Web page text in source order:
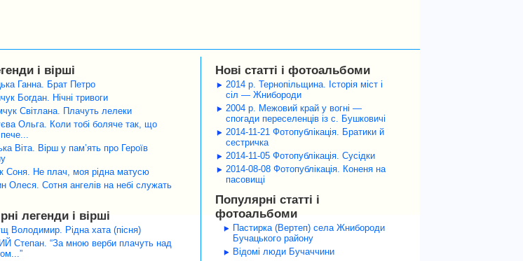
і вірші
Ганна. Брат Петро
Богдан. Нічні тривоги
Світлана. Плачуть лелеки
Ольга. Коли тобі боляче так, що
Віта. Вірш у пам’ять про Героїв
Соня. Не плач, моя рідна матусю
Олеся. Сотня ангелів на небі служать
легенди і вірші
Володимир. Рідна хата (пісня)
Степан. “За мною верби плачуть над
Нові статті і фотоальбоми
2014 р. Тернопільщина. Історія міст і
сіл — Жнибороди
2004 р. Межовий край у вогні —
спогади переселенців із с. Бушковичі
2014-11-21 Фотопублікація. Братики й
сестричка
2014-11-05 Фотопублікація. Сусідки
2014-08-08 Фотопублікація. Коненя на
пасовищі
Популярні статті і
фотоальбоми
Пастирка (Вертеп) села Жнибороди
Бучацького району
Відомі люди Бучаччини